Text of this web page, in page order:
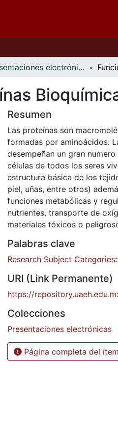
Presentaciones electrónicas
Resumen
Las proteínas son
formadas por aminoácidos.
desempeñan un gran
células de todos los seres
estructura básica de los
piel, uñas, entre otros)
funciones metabólicas y
nutrientes, transporte de
materiales tóxicos o
Palabras clave
Research Subject
URI (Link Permanente)
https://
Colecciones
Presentaciones electrónicas
Página completa del ítem